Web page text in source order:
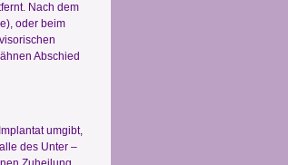
Nach dem
oder beim
Abschied
umgibt,
des Unter –